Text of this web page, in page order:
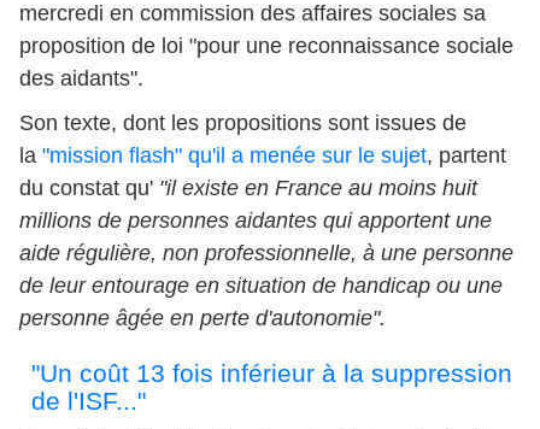
mercredi en commission des affaires sociales sa
proposition de loi "pour une reconnaissance sociale
des aidants".
Son texte, dont les propositions sont issues de
la "mission flash" qu'il a menée sur le sujet, partent
du constat qu' "il existe en France au moins huit
millions de personnes aidantes qui apportent une
aide régulière, non professionnelle, à une personne
de leur entourage en situation de handicap ou une
personne âgée en perte d'autonomie".
"Un coût 13 fois inférieur à la suppression
de l'ISF..."